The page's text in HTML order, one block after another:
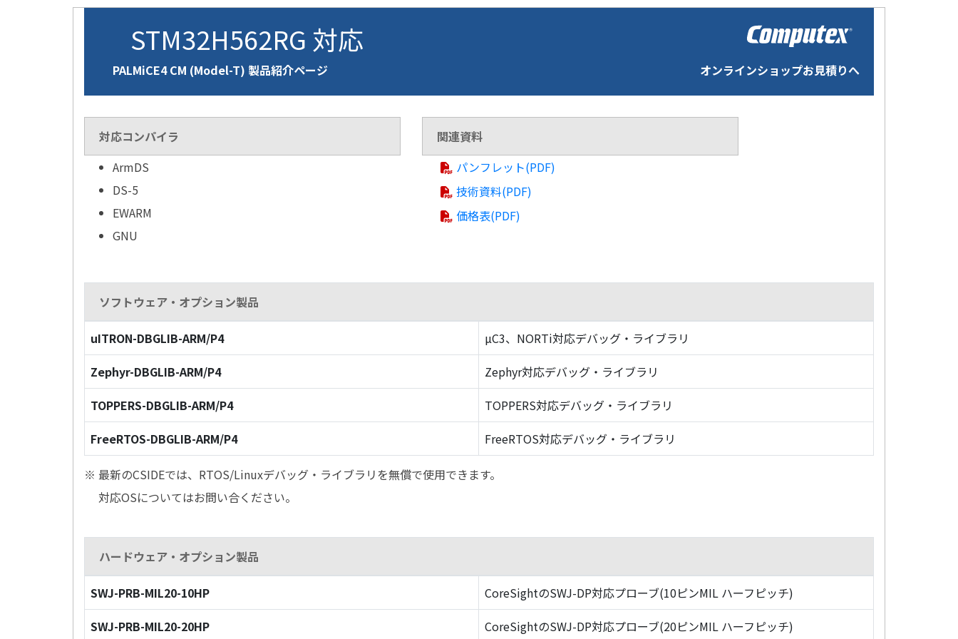
STM32H562RG 対応
PALMiCE4 CM (Model-T) 製品紹介ページ オンラインショップお見積りへ
対応コンパイラ
ArmDS
DS-5
EWARM
GNU
関連資料
パンフレット(PDF)
技術資料(PDF)
価格表(PDF)
ソフトウェア・オプション製品
uITRON-DBGLIB-ARM/P4
µC3、NORTi対応デバッグ・ライブラリ
Zephyr-DBGLIB-ARM/P4
Zephyr対応デバッグ・ライブラリ
TOPPERS-DBGLIB-ARM/P4
TOPPERS対応デバッグ・ライブラリ
FreeRTOS-DBGLIB-ARM/P4
FreeRTOS対応デバッグ・ライブラリ
※ 最新のCSIDEでは、RTOS/Linuxデバッグ・ライブラリを無償で使用できます。
対応OSについてはお問い合ください。
ハードウェア・オプション製品
SWJ-PRB-MIL20-10HP
CoreSightのSWJ-DP対応プローブ(10ピンMIL ハーフピッチ)
SWJ-PRB-MIL20-20HP
CoreSightのSWJ-DP対応プローブ(20ピンMIL ハーフピッチ)